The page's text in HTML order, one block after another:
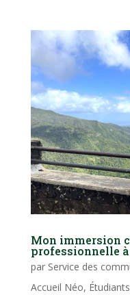
Mon immersion
professionnelle
par Service des
Accueil Néo, Étudiants